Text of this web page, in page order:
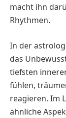
macht ihn
Rhythmen.
In der
das
tiefsten
fühlen,
reagieren. Im
ähnliche